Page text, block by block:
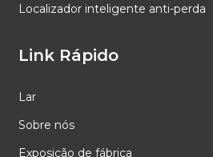
Localizador inteligente anti-perda
Link Rápido
Lar
Sobre nós
Exposição de fábrica